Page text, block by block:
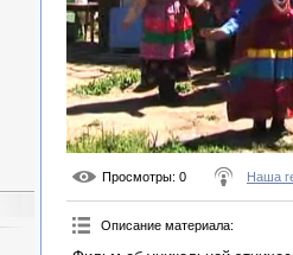
Просмотры: 0 Наша
Описание материала: